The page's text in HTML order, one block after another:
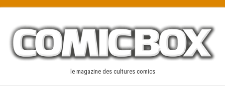
content
le magazine des cultures comics